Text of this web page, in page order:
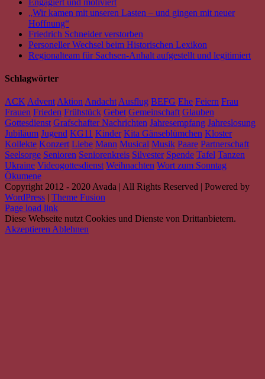
„Wir kamen mit unseren Lasten – und gingen mit neuer
Hoffnung“
Friedrich Schneider verstorben
Personeller Wechsel beim Historischen Lexikon
Regionalteam für Sachsen-Anhalt aufgestellt und legitimiert
Schlagwörter
ACK Advent Aktion Andacht Ausflug BEFG Ehe Feiern Frau
Frauen Frieden Frühstück Gebet Gemeinschaft Glauben
Gottesdienst Grafschafter Nachrichten Jahresempfang Jahreslosung
Jubiläum Jugend KG11 Kinder Kita Gänseblümchen Kloster
Kollekte Konzert Liebe Mann Musical Musik Paare Partnerschaft
Seelsorge Senioren Seniorenkreis Silvester Spende Tafel Tanzen
Ukraine Videogottesdienst Weihnachten Wort zum Sonntag
Ökumene
Copyright 2012 - 2020 Avada | All Rights Reserved | Powered by
WordPress | Theme Fusion
Facebook
Instagram
YouTube
Spotify
E-
Mail
PayPal
Page load link
Diese Webseite nutzt Cookies und Dienste von Drittanbietern.
Akzeptieren Ablehnen